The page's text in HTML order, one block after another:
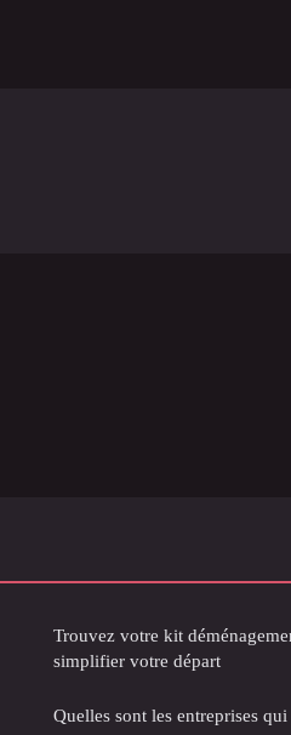
Trouvez votre kit
simplifier votre départ
Quelles sont les entreprises